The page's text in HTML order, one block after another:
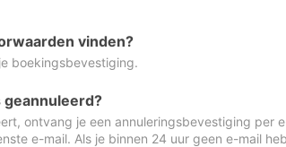
vinden?
boekingsbevestiging.
geannuleerd?
ontvang je een annuleringsbevestiging per
e-mail. Als je binnen 24 uur geen e-mail